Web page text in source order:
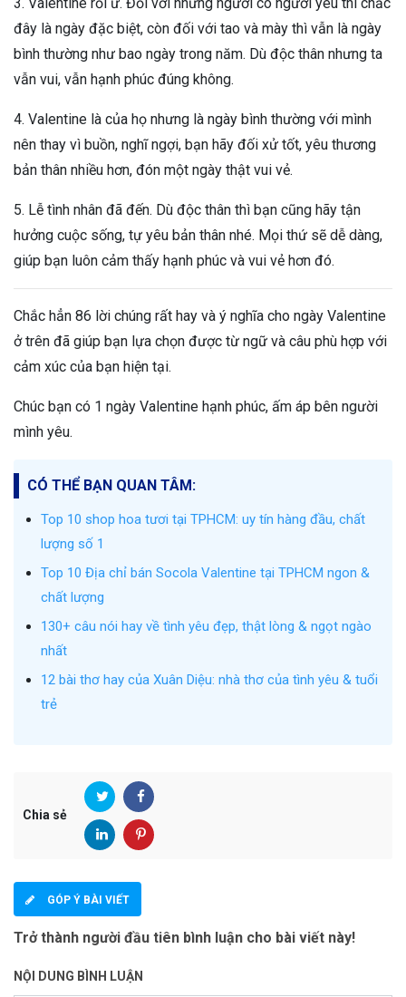
3. Valentine rồi ư. Đối với những người có người yêu thì chắc
đây là ngày đặc biệt, còn đối với tao và mày thì vẫn là ngày
bình thường như bao ngày trong năm. Dù độc thân nhưng ta
vẫn vui, vẫn hạnh phúc đúng không.
4. Valentine là của họ nhưng là ngày bình thường với mình
nên thay vì buồn, nghĩ ngợi, bạn hãy đối xử tốt, yêu thương
bản thân nhiều hơn, đón một ngày thật vui vẻ.
5. Lễ tình nhân đã đến. Dù độc thân thì bạn cũng hãy tận
hưởng cuộc sống, tự yêu bản thân nhé. Mọi thứ sẽ dễ dàng,
giúp bạn luôn cảm thấy hạnh phúc và vui vẻ hơn đó.
Chắc hẳn 86 lời chúng rất hay và ý nghĩa cho ngày Valentine
ở trên đã giúp bạn lựa chọn được từ ngữ và câu phù hợp với
cảm xúc của bạn hiện tại.
Chúc bạn có 1 ngày Valentine hạnh phúc, ấm áp bên người
mình yêu.
CÓ THỂ BẠN QUAN TÂM:
Top 10 shop hoa tươi tại TPHCM: uy tín hàng đầu, chất
lượng số 1
Top 10 Địa chỉ bán Socola Valentine tại TPHCM ngon &
chất lượng
130+ câu nói hay về tình yêu đẹp, thật lòng & ngọt ngào
nhất
12 bài thơ hay của Xuân Diệu: nhà thơ của tình yêu & tuổi
trẻ
Chia sẻ
GÓP Ý BÀI VIẾT
Trở thành người đầu tiên bình luận cho bài viết này!
NỘI DUNG BÌNH LUẬN